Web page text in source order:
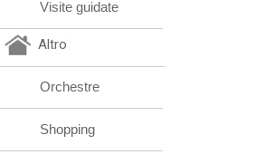
Visite guidate
Altro
Orchestre
Shopping